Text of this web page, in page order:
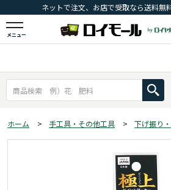
ネットで注文、お店で受取なら送料無
メニュー
ホーム > 手工具・その他工具 > 下げ振り